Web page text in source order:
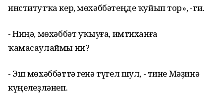
институтҡа кер, мөхәббәтеңде ҡуйып тор», -ти.
- Ниңә, мөхәббәт уҡыуға, имтиханға
ҡамасаулаймы ни?
- Эш мөхәббәттә генә түгел шул, - тине Мәҙинә
күңелһеҙләнеп.